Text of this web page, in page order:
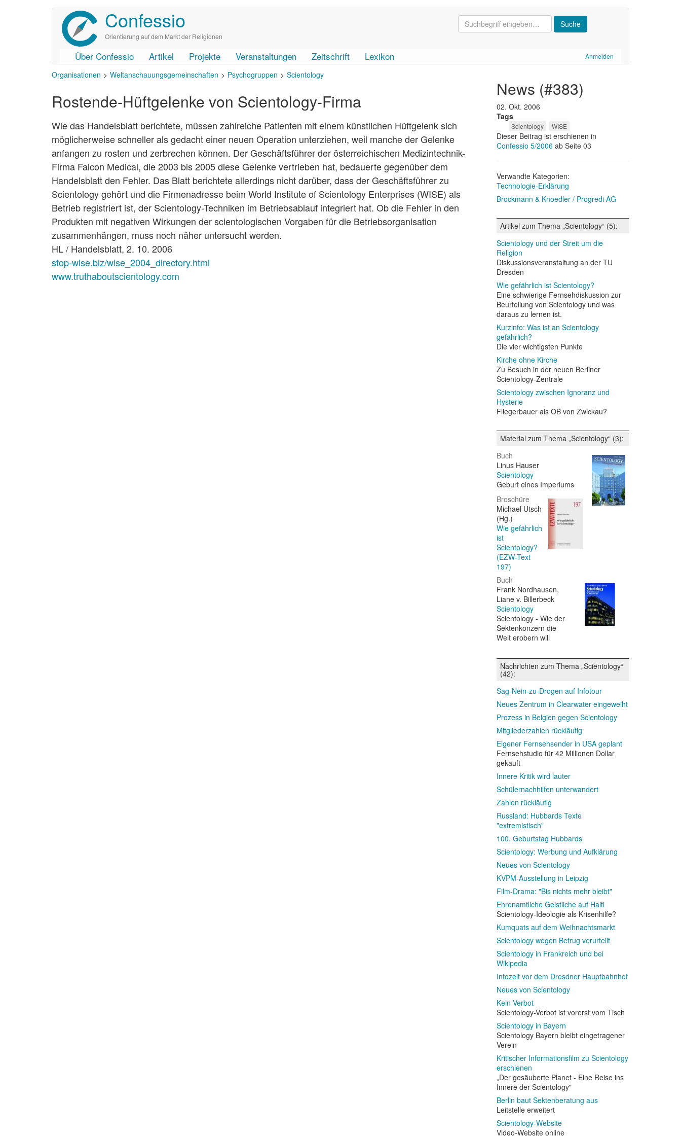
Confessio
Orientierung auf dem Markt der Religionen
User
account
menu
Anmelden
Main
navigation
Über Confessio Artikel Projekte Veranstaltungen Zeitschrift Lexikon
Organisationen Weltanschauungsgemeinschaften Psychogruppen Scientology
Rostende-Hüftgelenke von Scientology-Firma
Wie das Handelsblatt berichtete, müssen zahlreiche Patienten mit einem künstlichen Hüftgelenk sich
möglicherweise schneller als gedacht einer neuen Operation unterziehen, weil manche der Gelenke
anfangen zu rosten und zerbrechen können. Der Geschäftsführer der österreichischen Medizintechnik-
Firma Falcon Medical, die 2003 bis 2005 diese Gelenke vertrieben hat, bedauerte gegenüber dem
Handelsblatt den Fehler. Das Blatt berichtete allerdings nicht darüber, dass der Geschäftsführer zu
Scientology gehört und die Firmenadresse beim World Institute of Scientology Enterprises (WISE) als
Betrieb registriert ist, der Scientology-Techniken im Betriebsablauf integriert hat. Ob die Fehler in den
Produkten mit negativen Wirkungen der scientologischen Vorgaben für die Betriebsorganisation
zusammenhängen, muss noch näher untersucht werden.
HL / Handelsblatt, 2. 10. 2006
stop-wise.biz/wise_2004_directory.html
www.truthaboutscientology.com
news (#383)
02. Okt. 2006
Tags
Scientology WISE
Dieser Beitrag ist erschienen in
Confessio 5/2006 ab Seite 03
Verwandte Kategorien:
Technologie-Erklärung
Brockmann & Knoedler / Progredi AG
Artikel zum Thema „Scientology“ (5):
Scientology und der Streit um die
Religion
Diskussionsveranstaltung an der TU
Dresden
Wie gefährlich ist Scientology?
Eine schwierige Fernsehdiskussion zur
Beurteilung von Scientology und was
daraus zu lernen ist.
Kurzinfo: Was ist an Scientology
gefährlich?
Die vier wichtigsten Punkte
Kirche ohne Kirche
Zu Besuch in der neuen Berliner
Scientology-Zentrale
Scientology zwischen Ignoranz und
Hysterie
Fliegerbauer als OB von Zwickau?
Material zum Thema „Scientology“ (3):
Buch
Linus Hauser
Scientology
Geburt eines Imperiums
Broschüre
Michael Utsch
(Hg.)
Wie gefährlich
ist
Scientology?
(EZW-Text
197)
Buch
Frank Nordhausen,
Liane v. Billerbeck
Scientology
Scientology - Wie der
Sektenkonzern die
Welt erobern will
Nachrichten zum Thema „Scientology“
(42):
Sag-Nein-zu-Drogen auf Infotour
Neues Zentrum in Clearwater eingeweiht
Prozess in Belgien gegen Scientology
Mitgliederzahlen rückläufig
Eigener Fernsehsender in USA geplant
Fernsehstudio für 42 Millionen Dollar
gekauft
Innere Kritik wird lauter
Schülernachhilfen unterwandert
Zahlen rückläufig
Russland: Hubbards Texte
"extremistisch"
100. Geburtstag Hubbards
Scientology: Werbung und Aufklärung
Neues von Scientology
KVPM-Ausstellung in Leipzig
Film-Drama: "Bis nichts mehr bleibt"
Ehrenamtliche Geistliche auf Haiti
Scientology-Ideologie als Krisenhilfe?
Kumquats auf dem Weihnachtsmarkt
Scientology wegen Betrug verurteilt
Scientology in Frankreich und bei
Wikipedia
Infozelt vor dem Dresdner Hauptbahnhof
Neues von Scientology
Kein Verbot
Scientology-Verbot ist vorerst vom Tisch
Scientology in Bayern
Scientology Bayern bleibt eingetragener
Verein
Kritischer Informationsfilm zu Scientology
erschienen
„Der gesäuberte Planet - Eine Reise ins
Innere der Scientology"
Berlin baut Sektenberatung aus
Leitstelle erweitert
Scientology-Website
Video-Website online